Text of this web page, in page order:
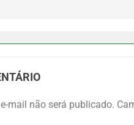
mail não será publicado.